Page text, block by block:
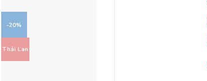
-20%
Thái Lan